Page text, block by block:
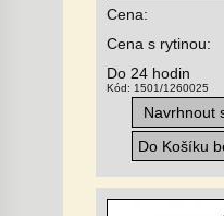
Cena:
Cena s rytinou:
Do 24 hodin
Kód: 1501/1260025
Navrhnout
Do Košíku